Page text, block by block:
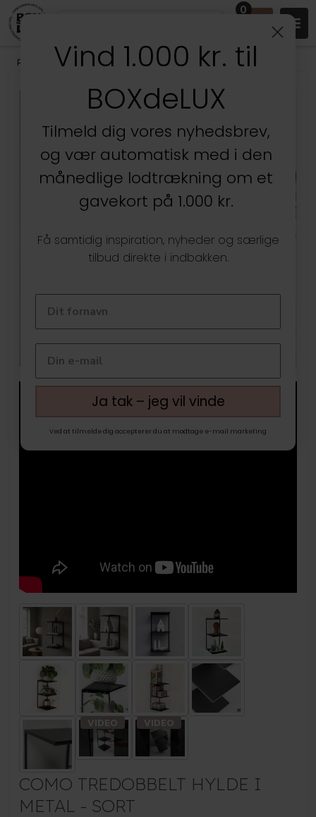
0
Produkter /Stuen Væghylder & gallerihylder
Kun hos BOXdeLUX
COMO TREDOBBELT HYLDE I
METAL - SORT
Vind 1.000 kr. til
BOXdeLUX
Tilmeld dig vores nyhedsbrev,
og vær automatisk med i den
månedlige lodtrækning om et
gavekort på 1.000 kr.
Få samtidig inspiration, nyheder og særlige
tilbud direkte i indbakken.
Ja tak – jeg vil vinde
Ved at tilmelde dig accepterer du at modtage e-mail marketing